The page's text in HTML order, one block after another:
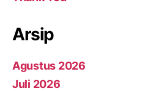
Arsip
Agustus 2026
Juli 2026